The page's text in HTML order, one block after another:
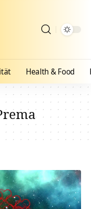
Health & Food